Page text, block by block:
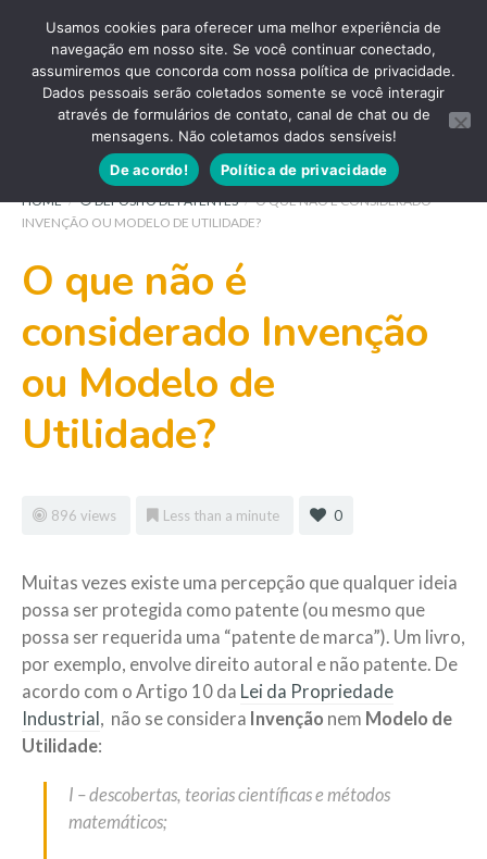
HOME / ⦿ DEPÓSITO DE PATENTES / O QUE NÃO É CONSIDERADO
INVENÇÃO OU MODELO DE UTILIDADE?
O que não é
considerado Invenção
ou Modelo de
Utilidade?
896 views Less than a minute 0
Muitas vezes existe uma percepção que qualquer ideia
possa ser protegida como patente (ou mesmo que
possa ser requerida uma “patente de marca”). Um livro,
por exemplo, envolve direito autoral e não patente. De
acordo com o Artigo 10 da Lei da Propriedade
Industrial , não se considera Invenção nem Modelo de
Utilidade:
I – descobertas, teorias científicas e métodos
matemáticos;
Usamos cookies para oferecer uma melhor experiência de
navegação em nosso site. Se você continuar conectado,
assumiremos que concorda com nossa política de privacidade.
Dados pessoais serão coletados somente se você interagir
através de formulários de contato, canal de chat ou de
mensagens. Não coletamos dados sensíveis!
De acordo!
Política de privacidade